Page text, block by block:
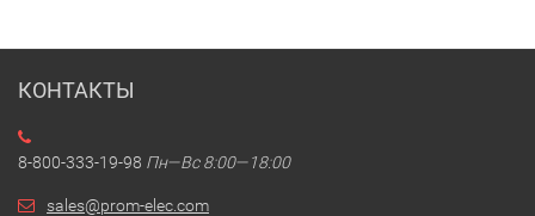
КОНТАКТЫ
8-800-333-19-98 Пн—Вс 8:00—18:00
sales@prom-elec.com